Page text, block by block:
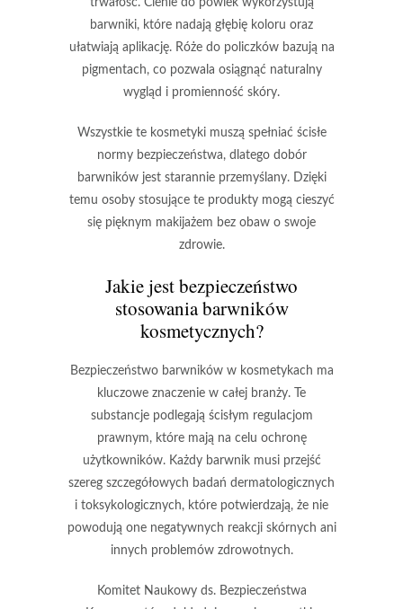
trwałość. Cienie do powiekwykorzystują
barwniki, które nadają głębię koloru oraz
ułatwiają aplikację. Róże do policzkówbazują na
pigmentach, co pozwala osiągnąć naturalny
wygląd i promienność skóry.
Wszystkie te kosmetyki muszą spełniać ścisłe
normy bezpieczeństwa, dlatego dobór
barwnikówjest starannie przemyślany. Dzięki
temu osoby stosujące te produkty mogą cieszyć
się pięknym makijażem bez obaw o swoje
zdrowie.
Jakie jest bezpieczeństwo
stosowania barwników
kosmetycznych?
Bezpieczeństwo barwnikóww kosmetykach ma
kluczowe znaczenie w całej branży. Te
substancje podlegają ścisłym regulacjom
prawnym, które mają na celu ochronę
użytkowników. Każdy barwnik musi przejść
szereg szczegółowych badań dermatologicznych
i toksykologicznych, które potwierdzają, że nie
powodują one negatywnych reakcji skórnych ani
innych problemów zdrowotnych.
Komitet Naukowy ds. Bezpieczeństwa